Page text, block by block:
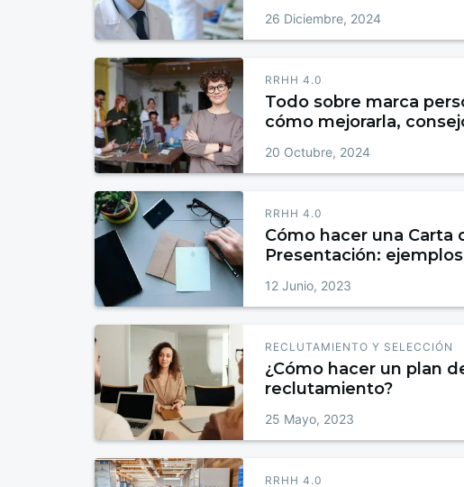
26 Diciembre, 2024
RRHH 4.0
Todo sobre marca
cómo mejorarla,
20 Octubre, 2024
RRHH 4.0
Cómo hacer una Carta
Presentación:
12 Junio, 2023
RECLUTAMIENTO Y SELECCIÓN
¿Cómo hacer un plan
reclutamiento?
25 Mayo, 2023
RRHH 4.0